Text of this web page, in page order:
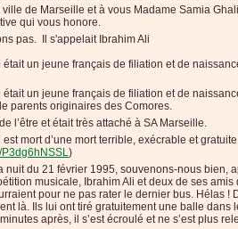
de Marseille et à vous Madame Samia
qui vous honore.
pas. Il s'appelait Ibrahim Ali
était un jeune français de filiation et de
était un jeune français de filiation et de
parents originaires des Comores.
de l’être et était très attaché à SA Marseille.
est mort d’une mort terrible, exécrable et gratuite
P3dg6hNSSL)
nuit du 21 février 1995, souvenons-nous bien,
musicale, Ibrahim Ali et deux de ses amis
pour ne pas rater le dernier bus. Hélas !
là. Ils lui ont tiré gratuitement une balle dans
après, il s’est écroulé et ne s’est plus